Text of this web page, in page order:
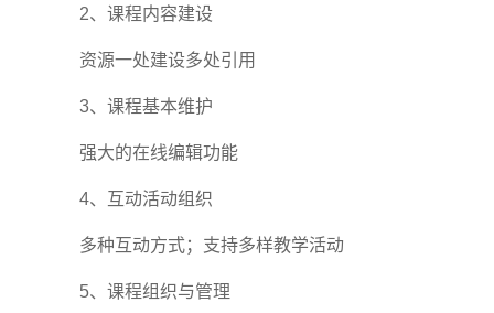
2、课程内容建设
资源一处建设多处引用
3、课程基本维护
强大的在线编辑功能
4、互动活动组织
多种互动方式；支持多样教学活动
5、课程组织与管理